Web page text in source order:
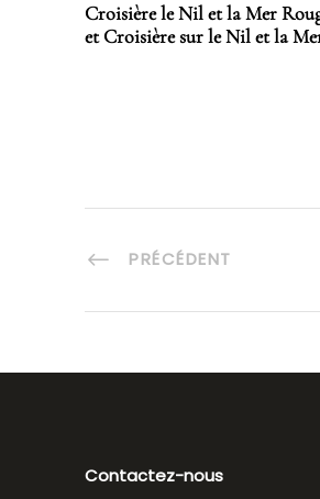
Croisière le Nil et la Mer
et Croisière sur le Nil et la
PRÉCÉDENT
Contactez-nous